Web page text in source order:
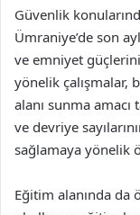
Güvenlik
Ümraniye’de son
ve emniyet
yönelik çalışmalar,
alanı sunma amacı
ve devriye
sağlamaya yönelik
Eğitim alanında da